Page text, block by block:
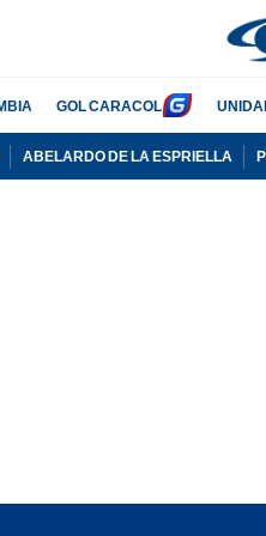
GOL CARACOL
ABELARDO DE LA ESPRIELLA